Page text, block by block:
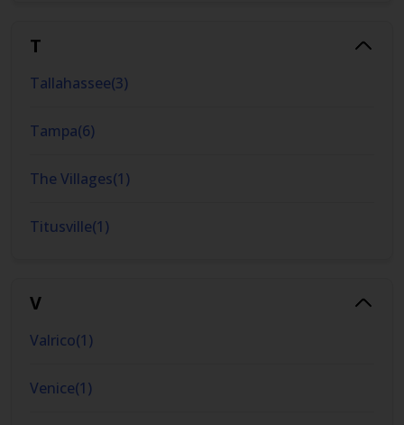
T
Tallahassee(3)
Tampa(6)
The Villages(1)
Titusville(1)
V
Valrico(1)
Venice(1)